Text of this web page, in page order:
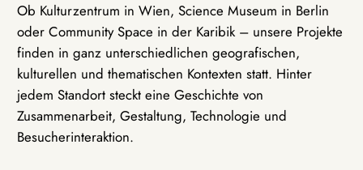
Ob Kulturzentrum in Wien, Science Museum in Berlin
oder Community Space in der Karibik – unsere Projekte
finden in ganz unterschiedlichen geografischen,
kulturellen und thematischen Kontexten statt. Hinter
jedem Standort steckt eine Geschichte von
Zusammenarbeit, Gestaltung, Technologie und
Besucherinteraktion.